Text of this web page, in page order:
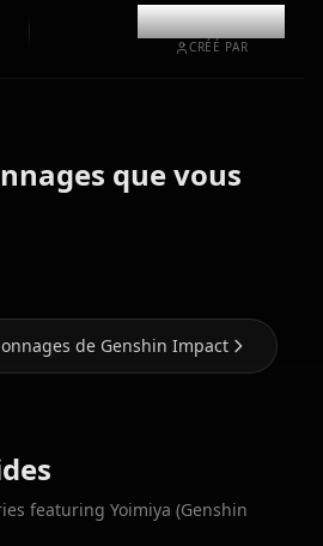
@kinayymon
CRÉÉ PAR
que vous
Hu Tao
de Genshin Impact
featuring Yoimiya (Genshin